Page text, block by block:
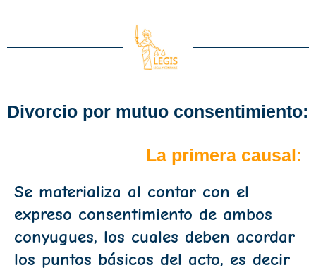
Divorcio por mutuo consentimiento:
La primera causal:
Se materializa al contar con el
expreso consentimiento de ambos
conyugues, los cuales deben acordar
los puntos básicos del acto, es decir